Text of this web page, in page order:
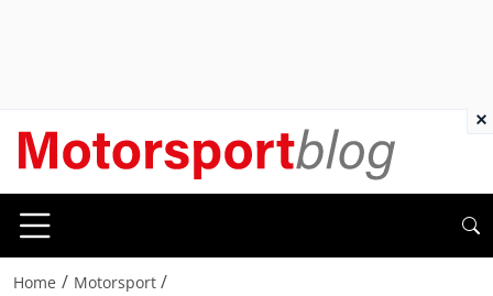
Home / Motorsport /
×